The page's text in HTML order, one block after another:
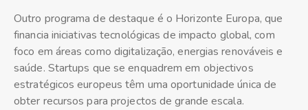
Outro programa de destaque é o Horizonte Europa, que
financia iniciativas tecnológicas de impacto global, com
foco em áreas como digitalização, energias renováveis e
saúde. Startups que se enquadrem em objectivos
estratégicos europeus têm uma oportunidade única de
obter recursos para projectos de grande escala.